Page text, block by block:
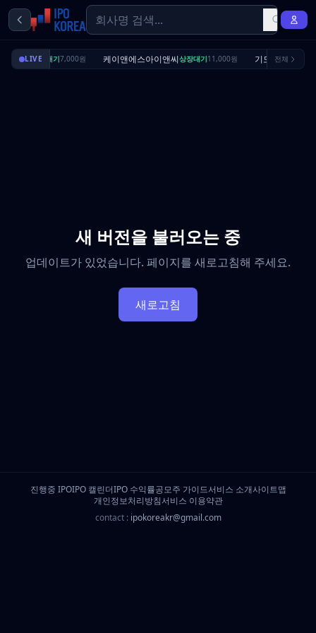
LIVE
리셔스상장대기7,000원 케이앤에스아이앤씨상장대기11,000원 기도산업수요예
전체
새 버전을 불러오는 중
업데이트가 있었습니다. 페이지를 새로고침해 주세요.
새로고침
진행중 IPOIPO 캘린더IPO 수익률공모주 가이드서비스 소개사이트맵
개인정보처리방침서비스 이용약관
contact : ipokoreakr@gmail.com